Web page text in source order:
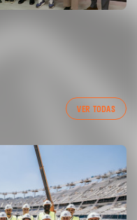
VER TODAS